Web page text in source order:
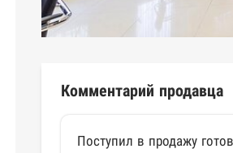
Комментарий продавца
Поступил в продажу